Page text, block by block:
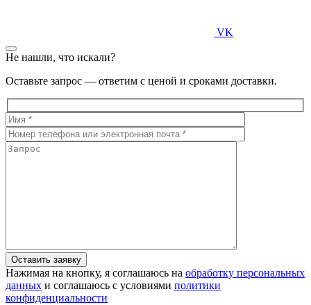
VK
Не нашли, что искали?
Оставьте запрос — ответим с ценой и сроками доставки.
Нажимая на кнопку, я соглашаюсь на обработку персональных
данных и соглашаюсь с условиями политики
конфиденциальности